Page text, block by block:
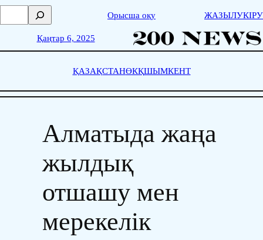
Skip
о
с
Орысша оқу ЖАЗЫЛУКІРУ
Қаңтар 6, 2025
ҚАЗАҚСТАНӨКҚШЫМКЕНТ
Алматыда жаңа
жылдық
отшашу мен
мерекелік